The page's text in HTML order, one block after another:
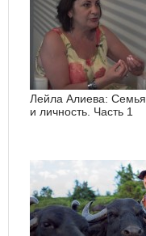
Лейла Алиева: Семья
и личность. Часть 1